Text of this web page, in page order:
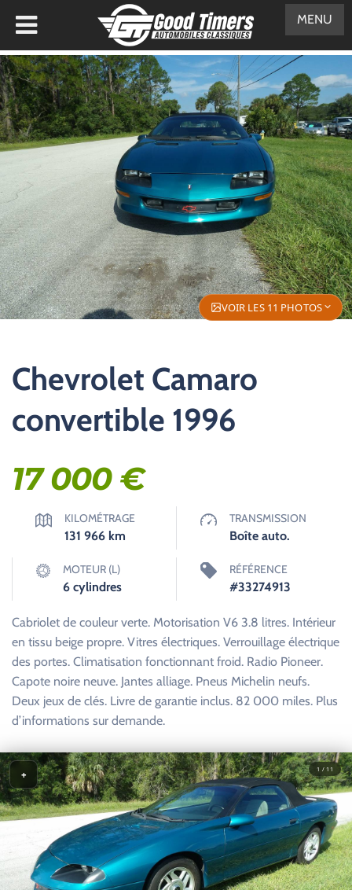
VOIR LES 11 PHOTOS
Chevrolet Camaro
convertible 1996
17 000€
KILOMÉTRAGE
131 966 km
TRANSMISSION
Boîte auto.
MOTEUR (L)
6 cylindres
RÉFÉRENCE
#33274913
Cabriolet de couleur verte. Motorisation V6 3.8 litres. Intérieur
en tissu beige propre. Vitres électriques. Verrouillage électrique
des portes. Climatisation fonctionnant froid. Radio Pioneer.
Capote noire neuve. Jantes alliage. Pneus Michelin neufs.
Deux jeux de clés. Livre de garantie inclus. 82 000 miles. Plus
d’informations sur demande.
1 / 11
+
MENU